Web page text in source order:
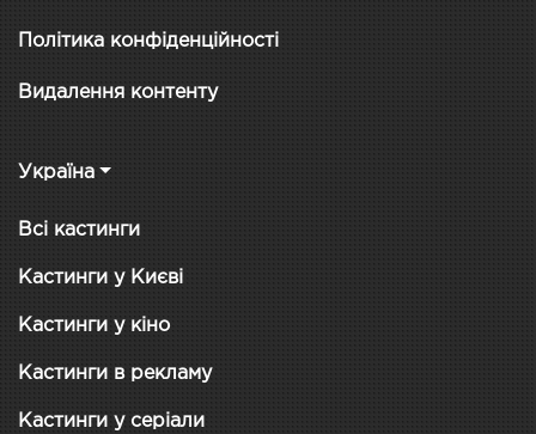
Політика конфіденційності
Видалення контенту
Україна
Всі кастинги
Кастинги у Києві
Кастинги у кіно
Кастинги в рекламу
Кастинги у серіали